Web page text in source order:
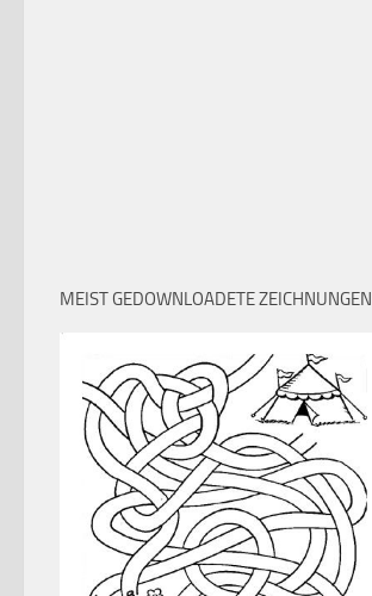
MEIST GEDOWNLOADETE ZEICHNUNGEN